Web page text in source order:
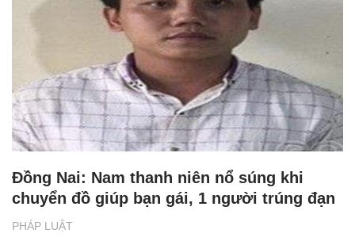
PHÁP LUẬT
Đồng Nai: Nam thanh niên nổ súng khi
chuyển đồ giúp bạn gái, 1 người trúng đạn